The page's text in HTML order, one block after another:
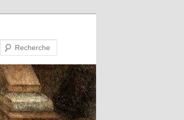
Recherche